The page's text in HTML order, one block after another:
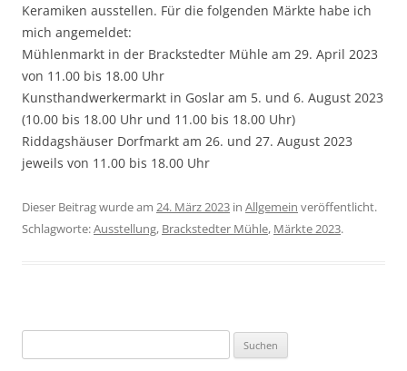
Keramiken ausstellen. Für die folgenden Märkte habe ich
mich angemeldet:
Mühlenmarkt in der Brackstedter Mühle am 29. April 2023
von 11.00 bis 18.00 Uhr
Kunsthandwerkermarkt in Goslar am 5. und 6. August 2023
(10.00 bis 18.00 Uhr und 11.00 bis 18.00 Uhr)
Riddagshäuser Dorfmarkt am 26. und 27. August 2023
jeweils von 11.00 bis 18.00 Uhr
Dieser Beitrag wurde am 24. März 2023 in Allgemein veröffentlicht.
Schlagworte:Ausstellung, Brackstedter Mühle, Märkte 2023.
nach: